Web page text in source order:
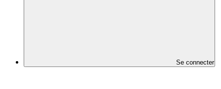
Se connecter